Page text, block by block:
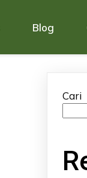
Blog
Cari